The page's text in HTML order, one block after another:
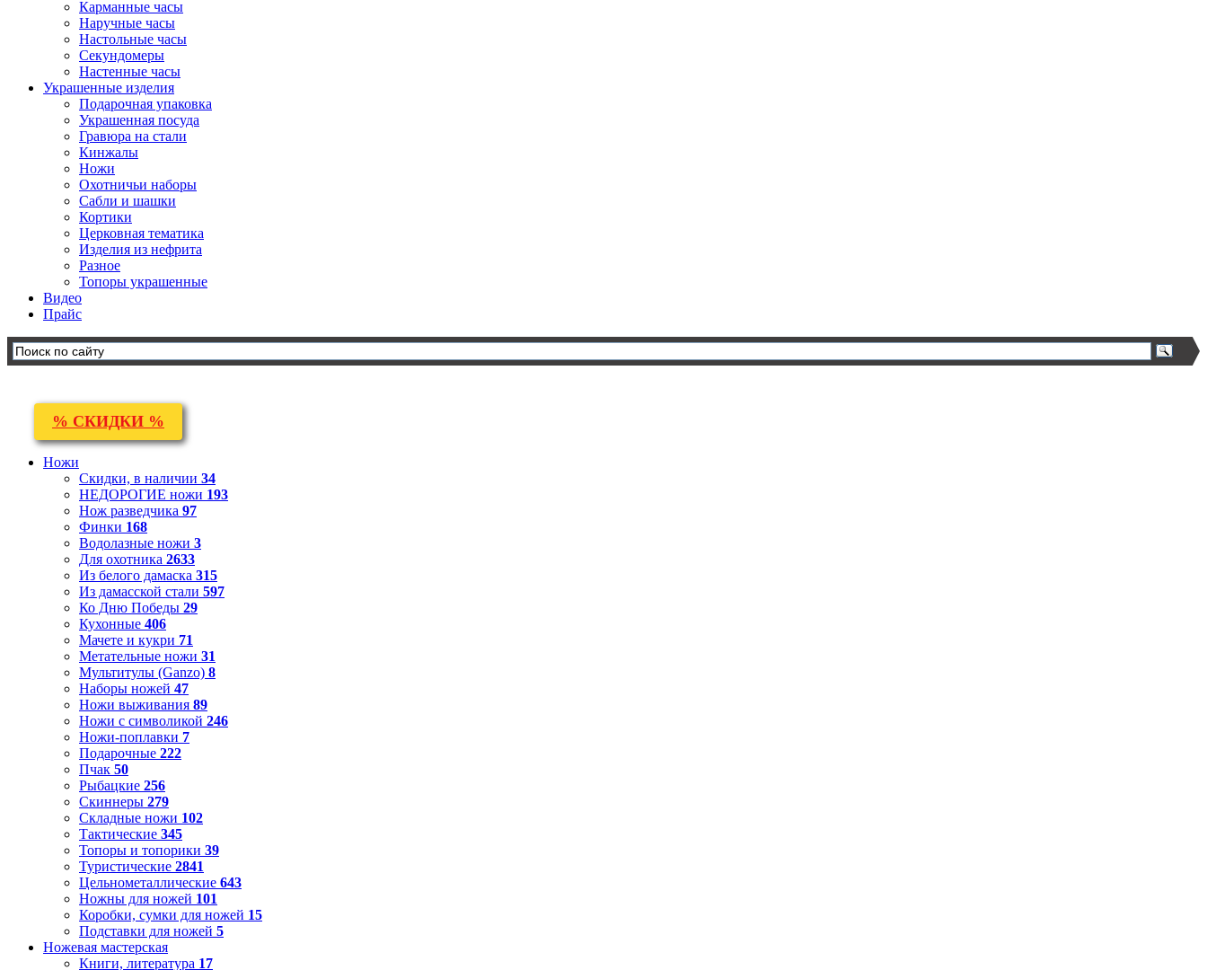
Карманные часы
Наручные часы
Настольные часы
Секундомеры
Настенные часы
Украшенные изделия
Подарочная упаковка
Украшенная посуда
Гравюра на стали
Кинжалы
Ножи
Охотничьи наборы
Сабли и шашки
Кортики
Церковная тематика
Изделия из нефрита
Разное
Топоры украшенные
Видео
Прайс
% СКИДКИ %
Ножи
Скидки, в наличии 34
НЕДОРОГИЕ ножи 193
Нож разведчика 97
Финки 168
Водолазные ножи 3
Для охотника 2633
Из белого дамаска 315
Из дамасской стали 597
Ко Дню Победы 29
Кухонные 406
Мачете и кукри 71
Метательные ножи 31
Мультитулы (Ganzo) 8
Наборы ножей 47
Ножи выживания 89
Ножи с символикой 246
Ножи-поплавки 7
Подарочные 222
Пчак 50
Рыбацкие 256
Скиннеры 279
Складные ножи 102
Тактические 345
Топоры и топорики 39
Туристические 2841
Цельнометаллические 643
Ножны для ножей 101
Коробки, сумки для ножей 15
Подставки для ножей 5
Ножевая мастерская
Книги, литература 17